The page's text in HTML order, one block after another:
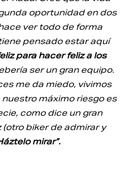
oportunidad en dos
ver todo de forma
pensado estar aquí
para hacer feliz a los
ser un gran equipo.
me da miedo, vivimos
máximo riesgo es
como dice un gran
biker de admirar y
mirar”.